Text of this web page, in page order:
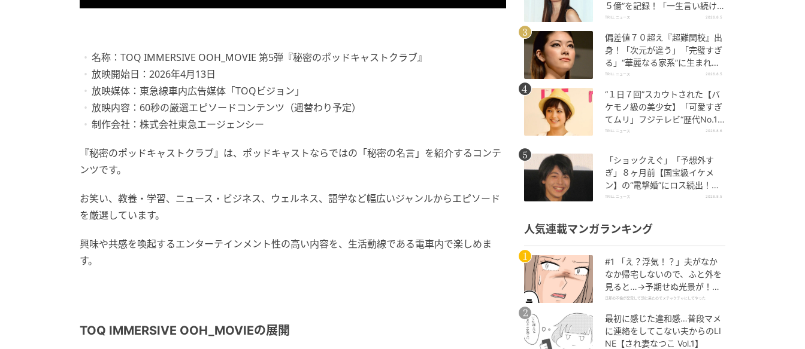
名称：TOQ IMMERSIVE OOH_MOVIE 第5弾『秘密のポッドキャストクラブ』
放映開始日：2026年4月13日
放映媒体：東急線車内広告媒体「TOQビジョン」
放映内容：60秒の厳選エピソードコンテンツ（週替わり予定）
制作会社：株式会社東急エージェンシー
『秘密のポッドキャストクラブ』は、ポッドキャストならではの「秘密の名言」を紹介するコンテ
ンツです。
お笑い、教養・学習、ニュース・ビジネス、ウェルネス、語学など幅広いジャンルからエピソード
を厳選しています。
興味や共感を喚起するエンターテインメント性の高い内容を、生活動線である電車内で楽しめま
す。
TOQ IMMERSIVE OOH_MOVIEの展開
５億”を記録！「一生言い続け
る」放送後も続く“切望の声”
TRILL ニュース 2026.8.5
偏差値７０超え『超難関校』出
身！「次元が違う」「完璧すぎ
る」“華麗なる家系”に生まれた
【規格外の逸材】
TRILL ニュース 2026.8.5
“１日７回”スカウトされた【バ
ケモノ級の美少女】「可愛すぎ
てムリ」フジテレビ“歴代No.1
作”で輝いた『美人女優』
TRILL ニュース 2026.8.6
「ショックえぐ」「予想外す
ぎ」８ヶ月前【国宝級イケメ
ン】の“電撃婚”にロス続出！興
収“９５億超え”シリーズで輝い
TRILL ニュース 2026.8.5
人気連載マンガランキング
#1 「え？浮気！？」夫がなか
なか帰宅しないので、ふと外を
見ると…→予期せぬ光景が！｜
旦那の不倫が発覚して頭に来た
旦那の不倫が発覚して頭に来たのでメチャクチャにしてやった
最初に感じた違和感…普段マメ
に連絡をしてこない夫からのLI
NE【され妻なつこ Vol.1】